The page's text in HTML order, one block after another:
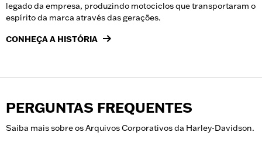
legado da empresa, produzindo motociclos que transportaram o
espírito da marca através das gerações.
CONHEÇA A HISTÓRIA
PERGUNTAS FREQUENTES
Saiba mais sobre os Arquivos Corporativos da Harley-Davidson.